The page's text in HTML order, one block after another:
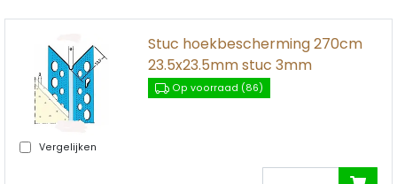
Vergelijken
Stuc hoekbescherming 270cm
23.5x23.5mm stuc 3mm
Op voorraad (86)